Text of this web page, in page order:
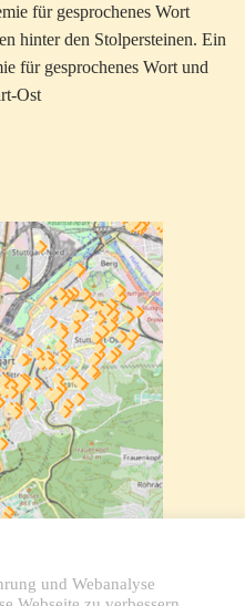
für gesprochenes Wort
hinter den Stolpersteinen. Ein
für gesprochenes Wort und
Ost
und Webanalyse